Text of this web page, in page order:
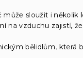
může sloužit i
na vzduchu zajistí,
bělidlům, která